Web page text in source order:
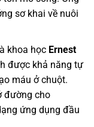
sơ khai về nuôi
khoa học Ernest
được khả năng tự
máu ở chuột.
đường cho
ứng dụng đầu